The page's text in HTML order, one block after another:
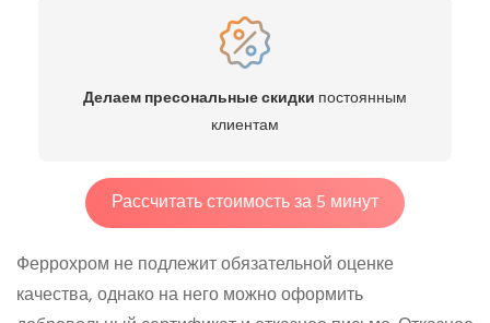
Делаем пресональные скидки постоянным
клиентам
Рассчитать стоимость за 5 минут
Феррохром не подлежит обязательной оценке
качества, однако на него можно оформить